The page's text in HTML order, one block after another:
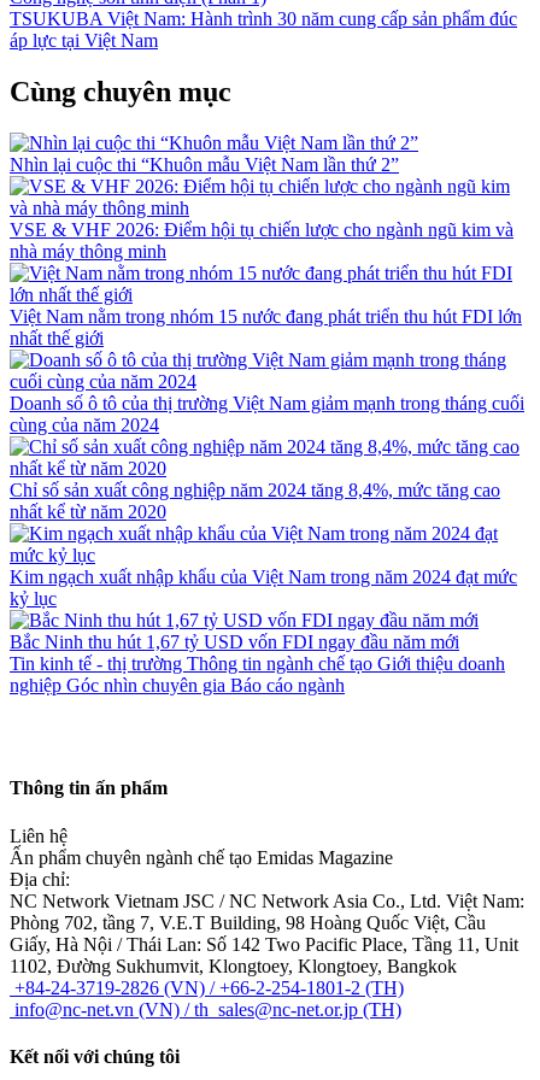
TSUKUBA Việt Nam: Hành trình 30 năm cung cấp sản phẩm đúc
áp lực tại Việt Nam
Cùng chuyên mục
Nhìn lại cuộc thi “Khuôn mẫu Việt Nam lần thứ 2”
VSE & VHF 2026: Điểm hội tụ chiến lược cho ngành ngũ kim và
nhà máy thông minh
Việt Nam nằm trong nhóm 15 nước đang phát triển thu hút FDI lớn
nhất thế giới
Doanh số ô tô của thị trường Việt Nam giảm mạnh trong tháng cuối
cùng của năm 2024
Chỉ số sản xuất công nghiệp năm 2024 tăng 8,4%, mức tăng cao
nhất kể từ năm 2020
Kim ngạch xuất nhập khẩu của Việt Nam trong năm 2024 đạt mức
kỷ lục
Bắc Ninh thu hút 1,67 tỷ USD vốn FDI ngay đầu năm mới
Tin kinh tế - thị trường Thông tin ngành chế tạo Giới thiệu doanh
nghiệp Góc nhìn chuyên gia Báo cáo ngành
Thông tin ấn phẩm
Liên hệ
Ấn phẩm chuyên ngành chế tạo Emidas Magazine
Địa chỉ:
NC Network Vietnam JSC / NC Network Asia Co., Ltd. Việt Nam:
Phòng 702, tầng 7, V.E.T Building, 98 Hoàng Quốc Việt, Cầu
Giấy, Hà Nội / Thái Lan: Số 142 Two Pacific Place, Tầng 11, Unit
1102, Đường Sukhumvit, Klongtoey, Klongtoey, Bangkok
+84-24-3719-2826 (VN) / +66-2-254-1801-2 (TH)
info@nc-net.vn (VN) / th_sales@nc-net.or.jp (TH)
Kết nối với chúng tôi